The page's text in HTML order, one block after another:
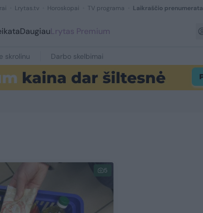
Lrytas.tv Horoskopai TV programa Laikraščio prenumerata
DaugiauLrytas Premium
skrolinu Darbo skelbimai
5